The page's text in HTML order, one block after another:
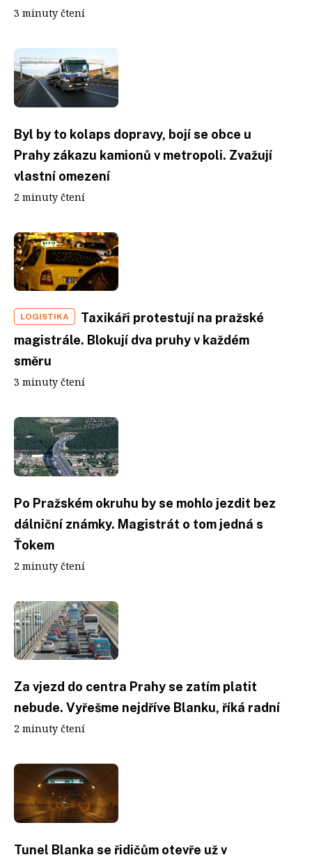
3 minuty čtení
Byl by to kolaps dopravy, bojí se obce u
Prahy zákazu kamionů v metropoli. Zvažují
vlastní omezení
2 minuty čtení
LOGISTIKA
Taxikáři protestují na pražské
magistrále. Blokují dva pruhy v každém
směru
3 minuty čtení
Po Pražském okruhu by se mohlo jezdit bez
dálniční známky. Magistrát o tom jedná s
Ťokem
2 minuty čtení
Za vjezd do centra Prahy se zatím platit
nebude. Vyřešme nejdříve Blanku, říká radní
2 minuty čtení
Tunel Blanka se řidičům otevře už v